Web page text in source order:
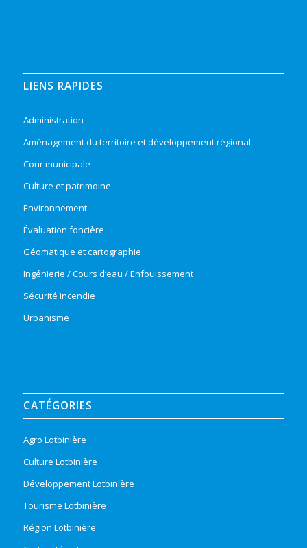
LIENS RAPIDES
Administration
Aménagement du territoire et développement régional
Cour municipale
Culture et patrimoine
Environnement
Évaluation foncière
Géomatique et cartographie
Ingénierie / Cours d’eau / Enfouissement
Sécurité incendie
Urbanisme
CATÉGORIES
Agro Lotbinière
Culture Lotbinière
Développement Lotbinière
Tourisme Lotbinière
Région Lotbinière